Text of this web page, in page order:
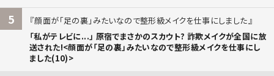
5
顔面が「足の裏」みたいなので整形級メイクを仕事にしました
「私がテレビに...」 原宿でまさかのスカウト? 詐欺メイクが全国に放
送された!<顔面が「足の裏」みたいなので整形級メイクを仕事にし
ました(10)>